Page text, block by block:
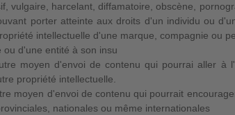
vulgaire, harcelant, diffamatoire, obscène,
porter atteinte aux droits d'un individu ou
intellectuelle d'une marque, compagnie ou
d'une entité à son insu
moyen d'envoi de contenu qui pourrai aller à
propriété intellectuelle.
moyen d'envoi de contenu qui pourrait
nationales ou même internationales